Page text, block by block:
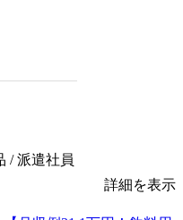
/ 派遣社員
詳細を表示